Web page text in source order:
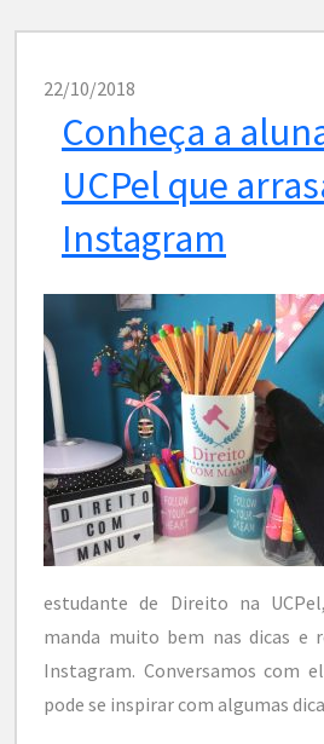
22/10/2018
Conheça a
UCPel que
Instagram
estudante de Direito na
manda muito bem nas dicas e
Instagram. Conversamos com
pode se inspirar com algumas